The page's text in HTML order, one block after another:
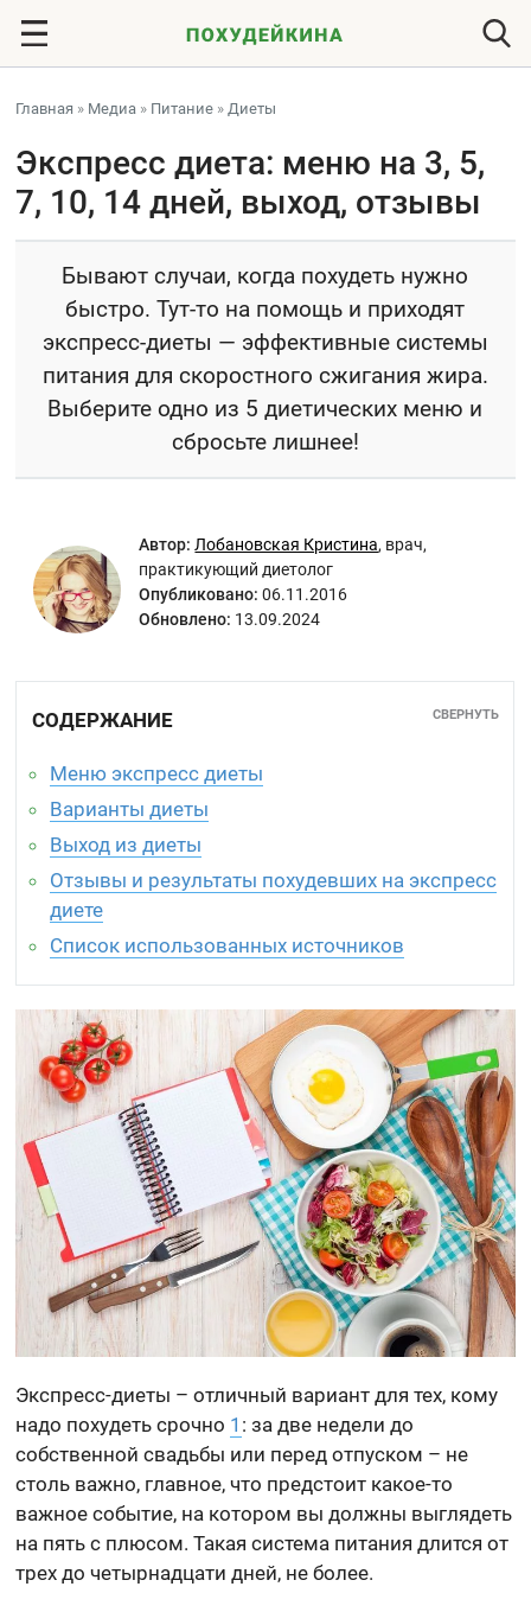
Главная » Медиа » Питание »Диеты
Экспресс диета: меню на 3, 5,
7, 10, 14 дней, выход, отзывы
Бывают случаи, когда похудеть нужно
быстро. Тут-то на помощь и приходят
экспресс-диеты — эффективные системы
питания для скоростного сжигания жира.
Выберите одно из 5 диетических меню и
сбросьте лишнее!
Автор: Лобановская Кристина, врач,
практикующий диетолог
Опубликовано: 06.11.2016
Обновлено: 13.09.2024
СОДЕРЖАНИЕ СВЕРНУТЬ
Меню экспресс диеты
Варианты диеты
Выход из диеты
Отзывы и результаты похудевших на экспресс
диете
Список использованных источников
Экспресс-диеты – отличный вариант для тех, кому
надо похудеть срочно 1 : за две недели до
собственной свадьбы или перед отпуском – не
столь важно, главное, что предстоит какое-то
важное событие, на котором вы должны выглядеть
на пять с плюсом. Такая система питания длится от
трех до четырнадцати дней, не более.